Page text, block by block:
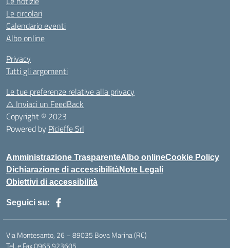
Le circolari
Calendario eventi
Albo online
Privacy
Tutti gli argomenti
Le tue preferenze relative alla privacy
⚠️ Inviaci un FeedBack
Copyright © 2023
Powered by Picieffe Srl
Amministrazione TrasparenteAlbo onlineCookie Policy
Dichiarazione di accessibilitàNote Legali
Obiettivi di accessibilità
Seguici su:
Via Montesanto, 26 – 89035 Bova Marina (RC)
Tel. e Fax 0965.923605